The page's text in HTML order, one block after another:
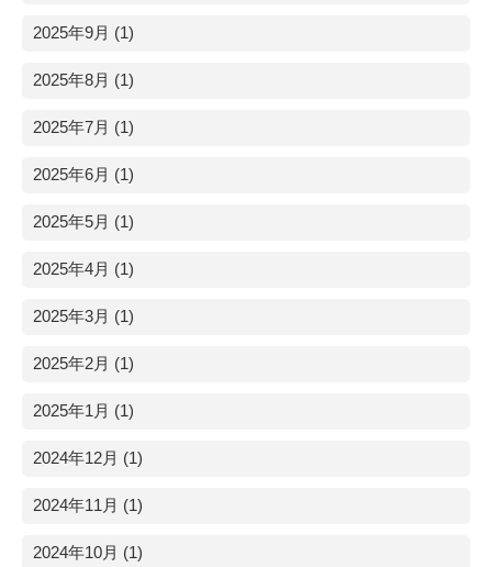
2025年9月 (1)
2025年8月 (1)
2025年7月 (1)
2025年6月 (1)
2025年5月 (1)
2025年4月 (1)
2025年3月 (1)
2025年2月 (1)
2025年1月 (1)
2024年12月 (1)
2024年11月 (1)
2024年10月 (1)